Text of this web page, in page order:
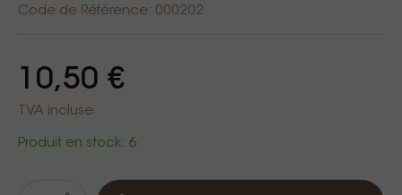
Code de Référence: 000202
10,50 €
TVA incluse
Produit en stock: 6